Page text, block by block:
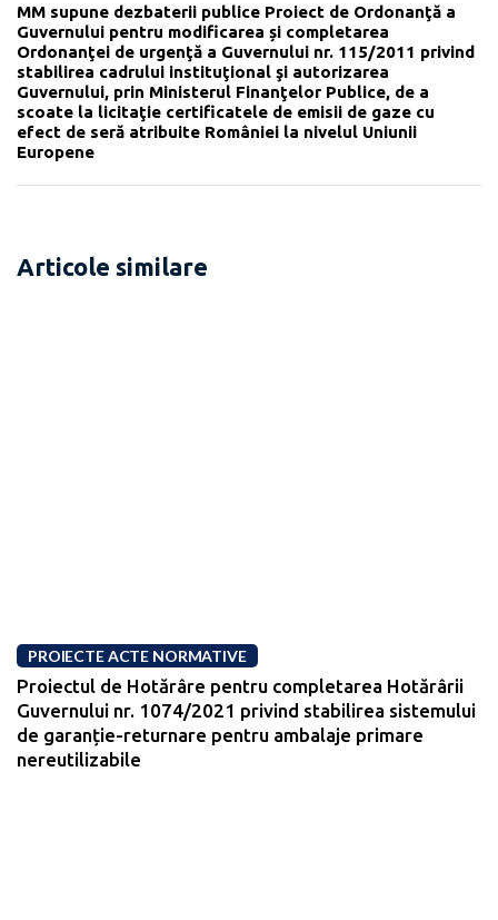
MM supune dezbaterii publice Proiect de Ordonanţă a
Guvernului pentru modificarea și completarea
Ordonanţei de urgenţă a Guvernului nr. 115/2011 privind
stabilirea cadrului instituţional şi autorizarea
Guvernului, prin Ministerul Finanţelor Publice, de a
scoate la licitaţie certificatele de emisii de gaze cu
efect de seră atribuite României la nivelul Uniunii
Europene
Articole similare
PROIECTE ACTE NORMATIVE
Proiectul de Hotărâre pentru completarea Hotărârii
Guvernului nr. 1074/2021 privind stabilirea sistemului
de garanție-returnare pentru ambalaje primare
nereutilizabile